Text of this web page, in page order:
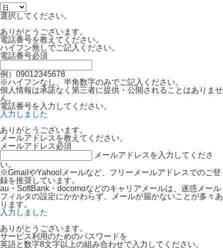
選択してください。
ありがとうございます。
電話番号を教えてください。
ハイフン無しでご記入ください。
電話番号必須
例）09012345678
※ハイフンなし、半角数字のみでご記入ください。
個人情報は承諾なく第三者に提供・公開されることはありませ
ん。
電話番号を入力してください。
入力しました
ありがとうございます。
メールアドレスを教えてください。
メールアドレス必須
メールアドレスを入力してくださ
い。
※GmailやYahoo!メールなど、フリーメールアドレスでのご登
録を推奨しています。
au・SoftBank・docomoなどのキャリアメールは、迷惑メール
フィルタの設定にかかわらず、メールが届かないことが多々あ
ります。
入力しました
ありがとうございます。
サービス利用のためのパスワードを
英語と数字8文字以上の組み合わせで入力してください。